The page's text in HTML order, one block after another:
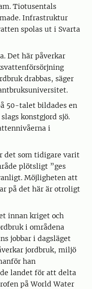
Tiotusentals
Infrastruktur
spolas ut i Svarta
Det här påverkar
drabbas, säger
50-talet bildades en
konstgjord sjö.
i
det som tidigare varit
plötsligt ”ges
Möjligheten att
på det här är otroligt
innan kriget och
i områdena
jobbar i dagsläget
jordbruk, miljö
han
landet för att delta
på World Water